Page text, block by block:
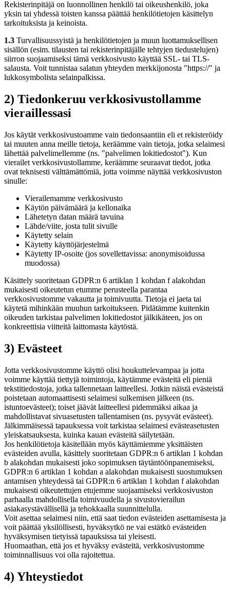
Rekisterinpitäjä on luonnollinen henkilö tai oikeushenkilö, joka
yksin tai yhdessä toisten kanssa päättää henkilötietojen käsittelyn
tarkoituksista ja keinoista.
1.3 Turvallisuussyistä ja henkilötietojen ja muun luottamuksellisen
sisällön (esim. tilausten tai rekisterinpitäjälle tehtyjen tiedustelujen)
siirron suojaamiseksi tämä verkkosivusto käyttää SSL- tai TLS-
salausta. Voit tunnistaa salatun yhteyden merkkijonosta "https://" ja
lukkosymbolista selainpalkissa.
2) Tiedonkeruu verkkosivustollamme
vieraillessasi
Jos käytät verkkosivustoamme vain tiedonsaantiin eli et rekisteröidy
tai muuten anna meille tietoja, keräämme vain tietoja, jotka selaimesi
lähettää palvelimellemme (ns. "palvelimen lokitiedostot"). Kun
vierailet verkkosivustollamme, keräämme seuraavat tiedot, jotka
ovat teknisesti välttämättömiä, jotta voimme näyttää verkkosivuston
sinulle:
Vierailemamme verkkosivusto
Käytön päivämäärä ja kellonaika
Lähetetyn datan määrä tavuina
Lähde/viite, josta tulit sivulle
Käytetty selain
Käytetty käyttöjärjestelmä
Käytetty IP-osoite (jos sovellettavissa: anonymisoidussa
muodossa)
Käsittely suoritetaan GDPR:n 6 artiklan 1 kohdan f alakohdan
mukaisesti oikeutetun etumme perusteella parantaa
verkkosivustomme vakautta ja toimivuutta. Tietoja ei jaeta tai
käytetä mihinkään muuhun tarkoitukseen. Pidätämme kuitenkin
oikeuden tarkistaa palvelimen lokitiedostot jälkikäteen, jos on
konkreettisia viitteitä laittomasta käytöstä.
3) Evästeet
Jotta verkkosivustomme käyttö olisi houkuttelevampaa ja jotta
voimme käyttää tiettyjä toimintoja, käytämme evästeitä eli pieniä
tekstitiedostoja, jotka tallennetaan laitteellesi. Jotkin näistä evästeistä
poistetaan automaattisesti selaimesi sulkemisen jälkeen (ns.
istuntoevästeet); toiset jäävät laitteellesi pidemmäksi aikaa ja
mahdollistavat sivuasetusten tallentamisen (ns. pysyvät evästeet).
Jälkimmäisessä tapauksessa voit tarkistaa selaimesi evästeasetusten
yleiskatsauksesta, kuinka kauan evästeitä säilytetään.
Jos henkilötietoja käsitellään myös käyttämiemme yksittäisten
evästeiden avulla, käsittely suoritetaan GDPR:n 6 artiklan 1 kohdan
b alakohdan mukaisesti joko sopimuksen täytäntöönpanemiseksi,
GDPR:n 6 artiklan 1 kohdan a alakohdan mukaisesti suostumuksen
antamisen yhteydessä tai GDPR:n 6 artiklan 1 kohdan f alakohdan
mukaisesti oikeutettujen etujemme suojaamiseksi verkkosivuston
parhaalla mahdollisella toimivuudella ja sivustovierailun
asiakasystävällisellä ja tehokkaalla suunnittelulla.
Voit asettaa selaimesi niin, että saat tiedon evästeiden asettamisesta ja
voit päättää yksilöllisesti, hyväksytkö ne vai estätkö evästeiden
hyväksymisen tietyissä tapauksissa tai yleisesti.
Huomaathan, että jos et hyväksy evästeitä, verkkosivustomme
toiminnallisuus voi olla rajoitettua.
4) Yhteystiedot